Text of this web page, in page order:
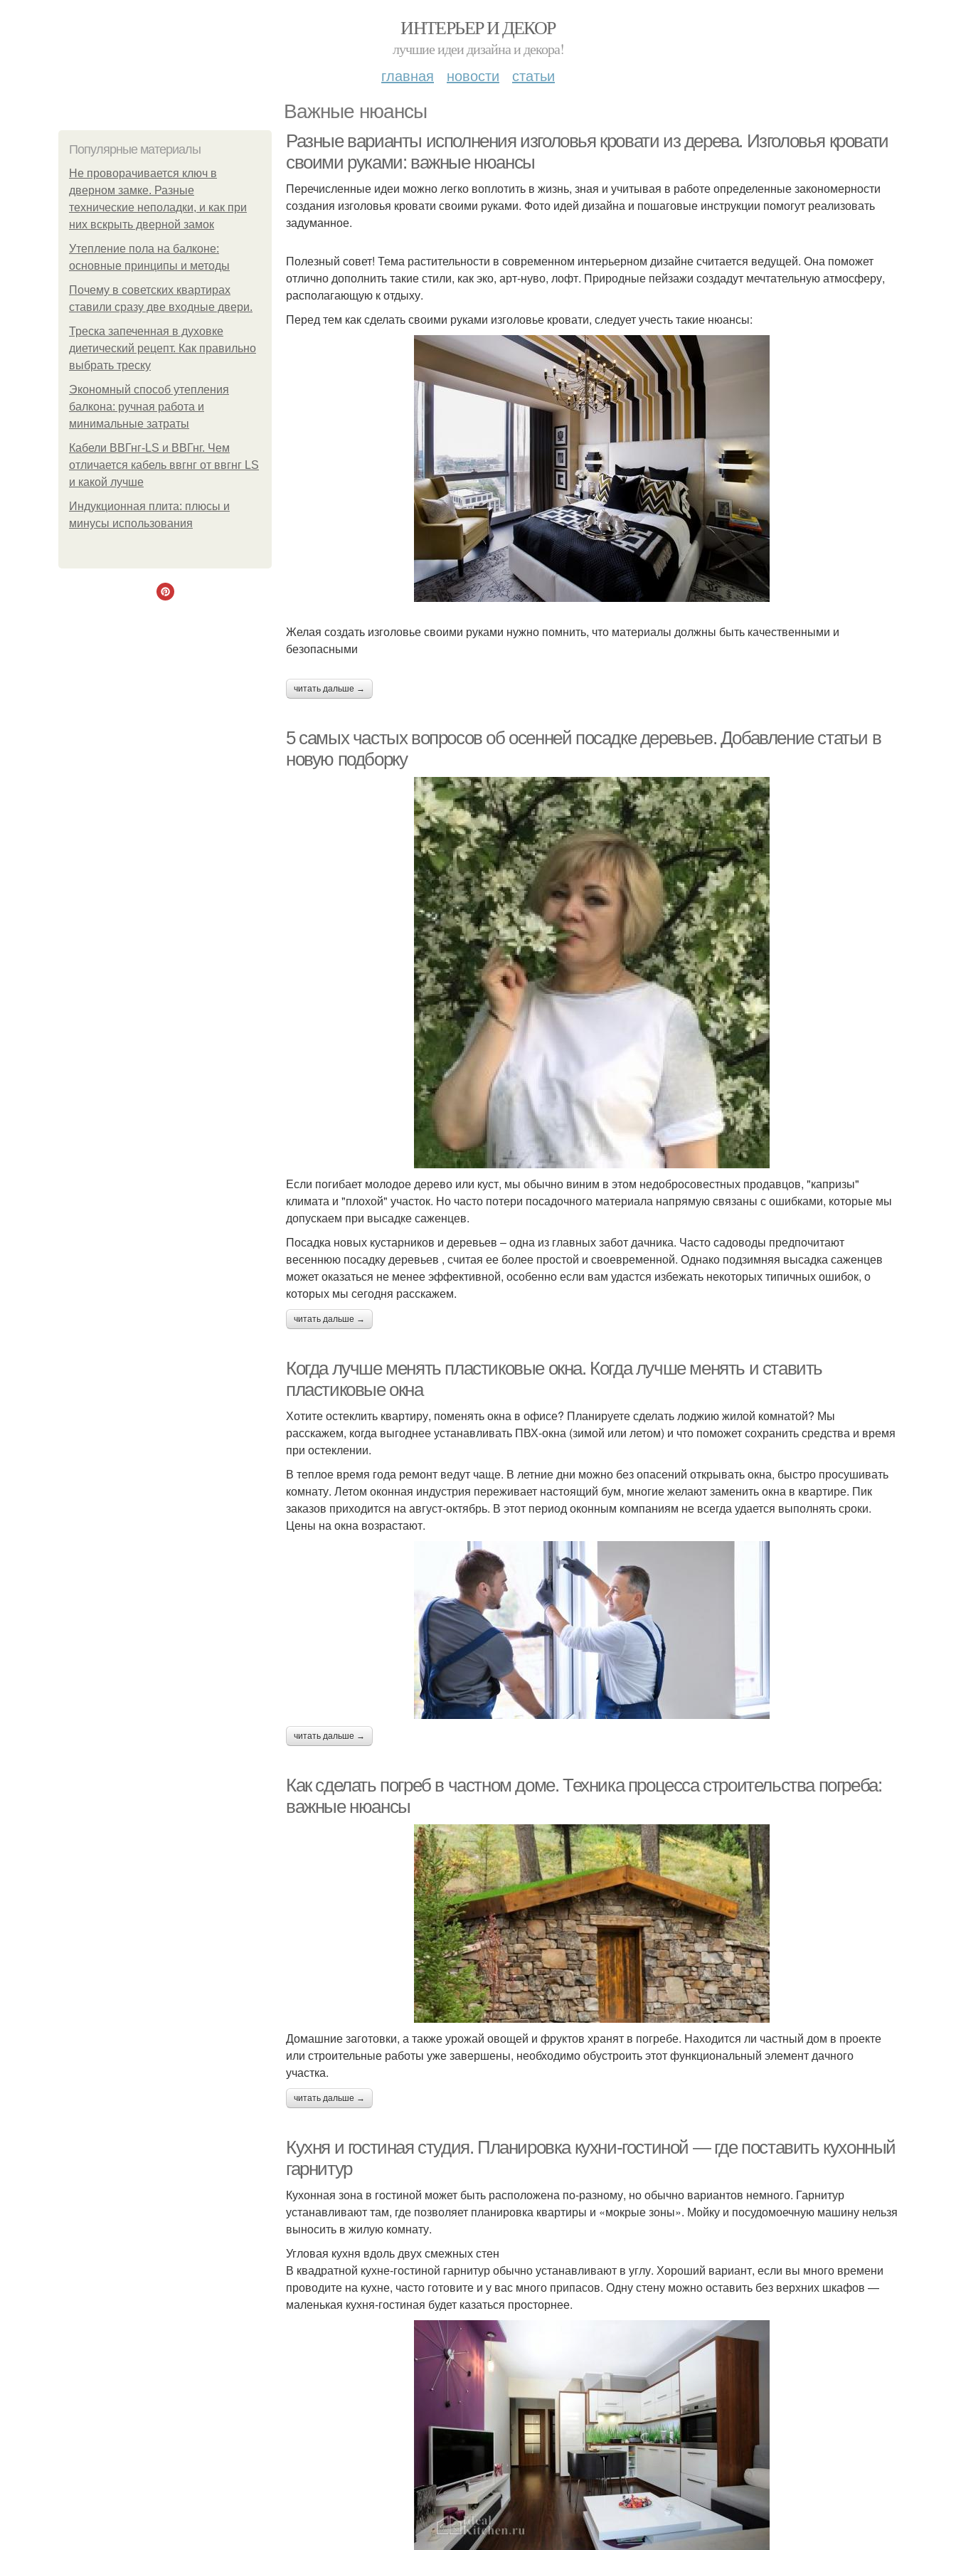
ИНТЕРЬЕР И ДЕКОР
лучшие идеи дизайна и декора!
главная новости статьи
Важные нюансы
Популярные материалы
Не проворачивается ключ в
дверном замке. Разные
технические неполадки, и как при
них вскрыть дверной замок
Утепление пола на балконе:
основные принципы и методы
Почему в советских квартирах
ставили сразу две входные двери.
Треска запеченная в духовке
диетический рецепт. Как правильно
выбрать треску
Экономный способ утепления
балкона: ручная работа и
минимальные затраты
Кабели ВВГнг-LS и ВВГнг. Чем
отличается кабель ввгнг от ввгнг LS
и какой лучше
Индукционная плита: плюсы и
минусы использования
Разные варианты исполнения изголовья кровати из дерева. Изголовья кровати
своими руками: важные нюансы
Перечисленные идеи можно легко воплотить в жизнь, зная и учитывая в работе определенные закономерности
создания изголовья кровати своими руками. Фото идей дизайна и пошаговые инструкции помогут реализовать
задуманное.
Полезный совет! Тема растительности в современном интерьерном дизайне считается ведущей. Она поможет
отлично дополнить такие стили, как эко, арт-нуво, лофт. Природные пейзажи создадут мечтательную атмосферу,
располагающую к отдыху.
Перед тем как сделать своими руками изголовье кровати, следует учесть такие нюансы:
Желая создать изголовье своими руками нужно помнить, что материалы должны быть качественными и
безопасными
читать дальше →
5 самых частых вопросов об осенней посадке деревьев. Добавление статьи в
новую подборку
Если погибает молодое дерево или куст, мы обычно виним в этом недобросовестных продавцов, "капризы"
климата и "плохой" участок. Но часто потери посадочного материала напрямую связаны с ошибками, которые мы
допускаем при высадке саженцев.
Посадка новых кустарников и деревьев – одна из главных забот дачника. Часто садоводы предпочитают
весеннюю посадку деревьев , считая ее более простой и своевременной. Однако подзимняя высадка саженцев
может оказаться не менее эффективной, особенно если вам удастся избежать некоторых типичных ошибок, о
которых мы сегодня расскажем.
читать дальше →
Когда лучше менять пластиковые окна. Когда лучше менять и ставить
пластиковые окна
Хотите остеклить квартиру, поменять окна в офисе? Планируете сделать лоджию жилой комнатой? Мы
расскажем, когда выгоднее устанавливать ПВХ-окна (зимой или летом) и что поможет сохранить средства и время
при остеклении.
В теплое время года ремонт ведут чаще. В летние дни можно без опасений открывать окна, быстро просушивать
комнату. Летом оконная индустрия переживает настоящий бум, многие желают заменить окна в квартире. Пик
заказов приходится на август-октябрь. В этот период оконным компаниям не всегда удается выполнять сроки.
Цены на окна возрастают.
читать дальше →
Как сделать погреб в частном доме. Техника процесса строительства погреба:
важные нюансы
Домашние заготовки, а также урожай овощей и фруктов хранят в погребе. Находится ли частный дом в проекте
или строительные работы уже завершены, необходимо обустроить этот функциональный элемент дачного
участка.
читать дальше →
Кухня и гостиная студия. Планировка кухни-гостиной — где поставить кухонный
гарнитур
Кухонная зона в гостиной может быть расположена по-разному, но обычно вариантов немного. Гарнитур
устанавливают там, где позволяет планировка квартиры и «мокрые зоны». Мойку и посудомоечную машину нельзя
выносить в жилую комнату.
Угловая кухня вдоль двух смежных стен
В квадратной кухне-гостиной гарнитур обычно устанавливают в углу. Хороший вариант, если вы много времени
проводите на кухне, часто готовите и у вас много припасов. Одну стену можно оставить без верхних шкафов —
маленькая кухня-гостиная будет казаться просторнее.